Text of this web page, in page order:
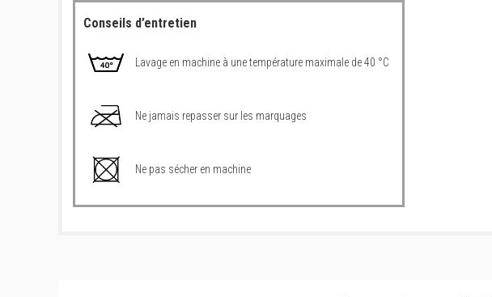
Conseils d’entretien
Lavage en machine à une température maximale de 40 °C
Ne jamais repasser sur les marquages
Ne pas sécher en machine